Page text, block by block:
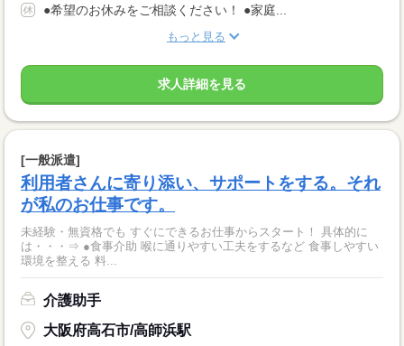
●希望のお休みをご相談ください！ ●家庭...
もっと見る
求人詳細を見る
[一般派遣]
利用者さんに寄り添い、サポートをする。それ
が私のお仕事です。
未経験・無資格でも すぐにできるお仕事からスタート！ 具体的に
は・・・⇒ ●食事介助 喉に通りやすい工夫をするなど 食事しやすい
環境を整える 料...
介護助手
大阪府高石市/高師浜駅